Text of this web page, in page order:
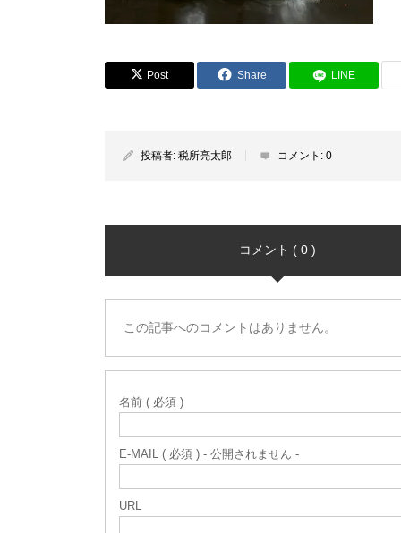
Post Share LINE
投稿者: 税所亮太郎 コメント: 0
コメント ( 0 )
この記事へのコメントはありません。
名前 ( 必須 )
E-MAIL ( 必須 ) - 公開されません -
URL